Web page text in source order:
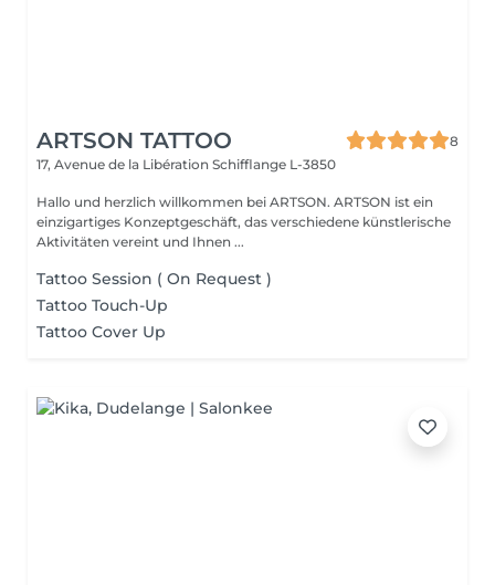
ARTSON TATTOO
8
17, Avenue de la Libération Schifflange L-3850
Hallo und herzlich willkommen bei ARTSON. ARTSON ist ein
einzigartiges Konzeptgeschäft, das verschiedene künstlerische
Aktivitäten vereint und Ihnen ...
Tattoo Session ( On Request )
Tattoo Touch-Up
Tattoo Cover Up